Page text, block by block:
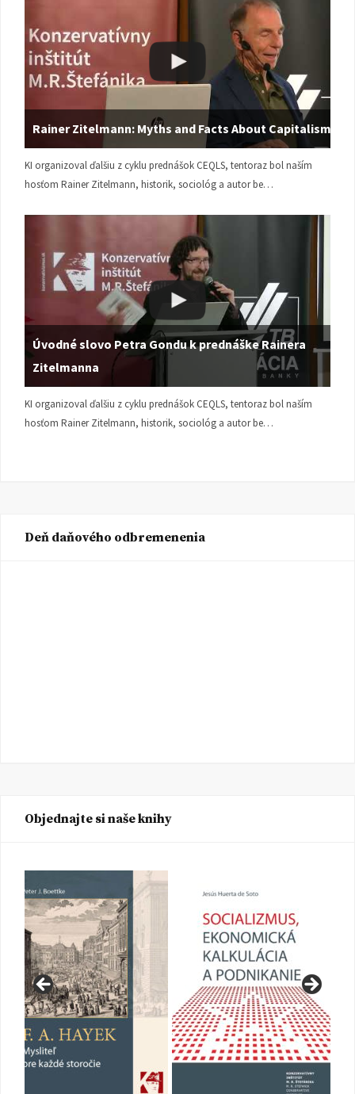
Rainer Zitelmann: Myths and Facts About Capitalism
KI organizoval ďalšiu z cyklu prednášok CEQLS, tentoraz bol naším
hosťom Rainer Zitelmann, historik, sociológ a autor be…
Úvodné slovo Petra Gondu k prednáške Rainera
Zitelmanna
KI organizoval ďalšiu z cyklu prednášok CEQLS, tentoraz bol naším
hosťom Rainer Zitelmann, historik, sociológ a autor be…
Deň daňového odbremenenia
Objednajte si naše knihy